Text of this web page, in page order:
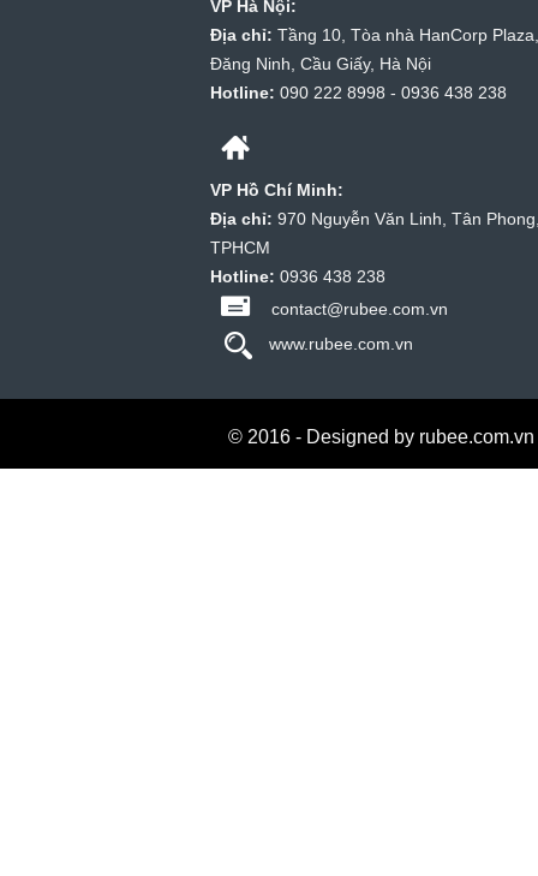
VP Hà Nội:
Địa chỉ: Tầng 10, Tòa nhà HanCorp
Đăng Ninh, Cầu Giấy, Hà Nội
Hotline: 090 222 8998 - 0936 438 238
VP Hồ Chí Minh:
Địa chỉ: 970 Nguyễn Văn Linh, Tân
TPHCM
Hotline: 0936 438 238
contact@rubee.com.vn
www.rubee.com.vn
© 2016 - Designed by rubee.com.vn